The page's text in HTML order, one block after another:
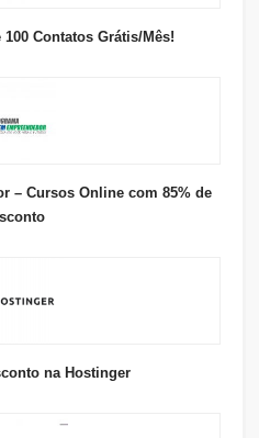
Contatos Grátis/Mês!
– Cursos Online com 85% de
na Hostinger